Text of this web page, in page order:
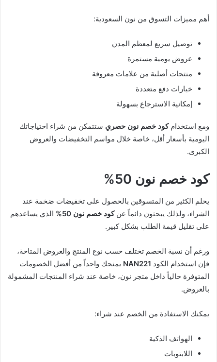
أهم مميزات التسوق من نون السعودية:
توصيل سريع لمعظم المدن
عروض يومية مستمرة
منتجات أصلية من علامات معروفة
خيارات دفع متعددة
إمكانية الاسترجاع بسهولة
ومع استخدامكود خصم نون حصري ستتمكن من شراء احتياجاتك
اليومية بأسعار أقل، خاصة خلال مواسم التخفيضات والعروض
الكبرى.
كود خصم نون 50%
يحلم الكثير من المتسوقين بالحصول على تخفيضات ضخمة عند
الشراء، ولذلك يبحثون دائماً عنكود خصم نون 50%
الذي يساعدهم
على تقليل قيمة الطلب بشكل كبير.
ورغم أن نسبة الخصم تختلف حسب نوع المنتج والعروض المتاحة،
فإن استخدام الكود NAN221 يمنحك واحداً من أفضل الخصومات
المتوفرة حالياً داخل متجر نون، خاصة عند شراء المنتجات المشمولة
بالعروض.
يمكنك الاستفادة من الخصم عند شراء:
الهواتف الذكية
اللابتوبات